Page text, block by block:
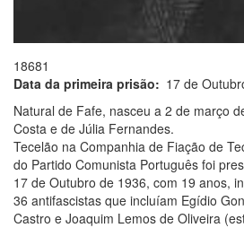
18681
Data da primeira prisão
17 de
Natural de Fafe, nasceu a 2 de março
Costa e de Júlia Fernandes.
Tecelão na Companhia de Fiação de
do Partido Comunista Português foi
17 de Outubro de 1936, com 19 anos,
36 antifascistas que incluíam Egídio
Castro e Joaquim Lemos de Oliveira